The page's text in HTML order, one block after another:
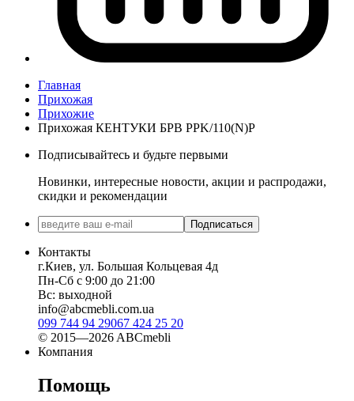
Главная
Прихожая
Прихожие
Прихожая КЕНТУКИ БРВ PPK/110(N)P
Подписывайтесь и будьте первыми
Новинки, интересные новости, акции и распродажи,
скидки и рекомендации
Подписаться
Контакты
г.Киев, ул. Большая Кольцевая 4д
Пн-Сб с 9:00 до 21:00
Вс: выходной
info@abcmebli.com.ua
099 744 94 29067 424 25 20
© 2015—2026 ABCmebli
Компания
Помощь